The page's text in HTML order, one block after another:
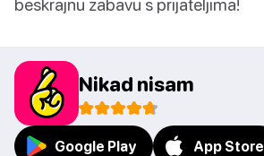
beskrajnu zabavu s prijateljima!
Nikad nisam
Google Play App Store